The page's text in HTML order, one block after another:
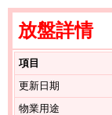
放盤詳情
項目
更新日期
物業用途